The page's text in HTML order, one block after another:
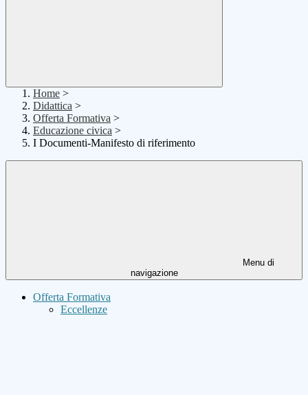
Home >
Didattica >
Offerta Formativa >
Educazione civica >
I Documenti-Manifesto di riferimento
Menu di
navigazione
Offerta Formativa
Eccellenze